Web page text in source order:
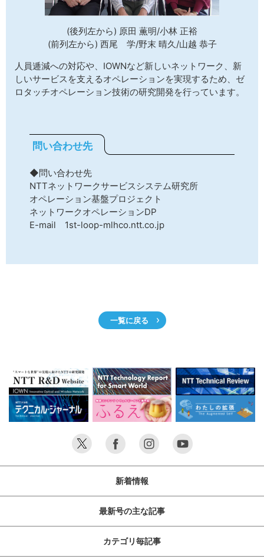
(後列左から) 原田 薫明/小林 正裕
(前列左から) 西尾 学/野末 晴久/山越 恭子
人員逓減への対応や、IOWNなど新しいネットワーク、新
しいサービスを支えるオペレーションを実現するため、ゼ
ロタッチオペレーション技術の研究開発を行っています。
問い合わせ先
◆問い合わせ先
NTTネットワークサービスシステム研究所
オペレーション基盤プロジェクト
ネットワークオペレーションDP
E-mail 1st-loop-mlhco.ntt.co.jp
一覧に戻る
新着情報
最新号の主な記事
カテゴリ毎記事